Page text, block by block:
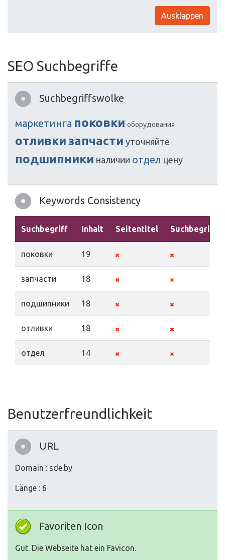
Ausklappen
SEO Suchbegriffe
Suchbegriffswolke
маркетинга поковки оборудования
отливкизапчасти уточняйте
подшипники наличии отдел цену
Keywords Consistency
Suchbegriff Inhalt Seitentitel Suchbegriffe
поковки 19
запчасти 18
подшипники 18
отливки 18
отдел 14
Benutzerfreundlichkeit
URL
Domain : sde.by
Länge : 6
Favoriten Icon
Gut. Die Webseite hat ein Favicon.